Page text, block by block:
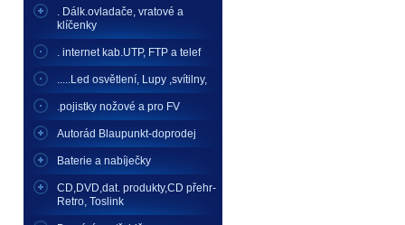
. Dálk.ovladače, vratové a
klíčenky
. internet kab.UTP, FTP a telef
.....Led osvětlení, Lupy ,svítilny,
.pojistky nožové a pro FV
Autorád Blaupunkt-doprodej
Baterie a nabíječky
CD,DVD,dat. produkty,CD přehr-
Retro, Toslink